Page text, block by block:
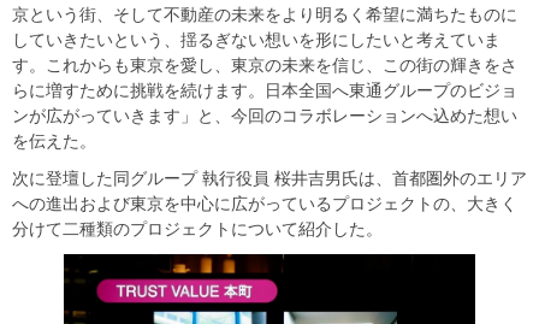
京という街、そして不動産の未来をより明るく希望に満ちたものに
していきたいという、揺るぎない想いを形にしたいと考えていま
す。これからも東京を愛し、東京の未来を信じ、この街の輝きをさ
らに増すために挑戦を続けます。日本全国へ東通グループのビジョ
ンが広がっていきます」と、今回のコラボレーションへ込めた想い
を伝えた。
次に登壇した同グループ 執行役員 桜井吉男氏は、首都圏外のエリア
への進出および東京を中心に広がっているプロジェクトの、大きく
分けて二種類のプロジェクトについて紹介した。